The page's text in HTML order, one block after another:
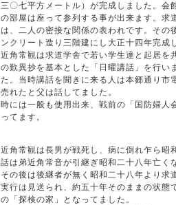
三〇七平方メートル）が完成しました。会
の部屋は座って参列する事が出来ます。求
は、二人の密接な関係の表われです。その
ンクリート造り三階建にし大正十四年完成
近角常観は求道学舎で若い学生達と起居を
の歎異抄を基本とした「日曜講話」を行い
た。当時講話を聞きに来る人は本郷通り市
売れたと父は話してました。
時には一般も使用出来、戦前の「国防婦人
ってます。
近角常観は長男が戦死し、病に倒れ乍ら昭
話は弟近角常音が引継ぎ昭和二十八年亡く
その後は後継者が無く昭和二十八年より求
実行は見送られ、約五十年そのままの状態
の「探検の家」となってました。